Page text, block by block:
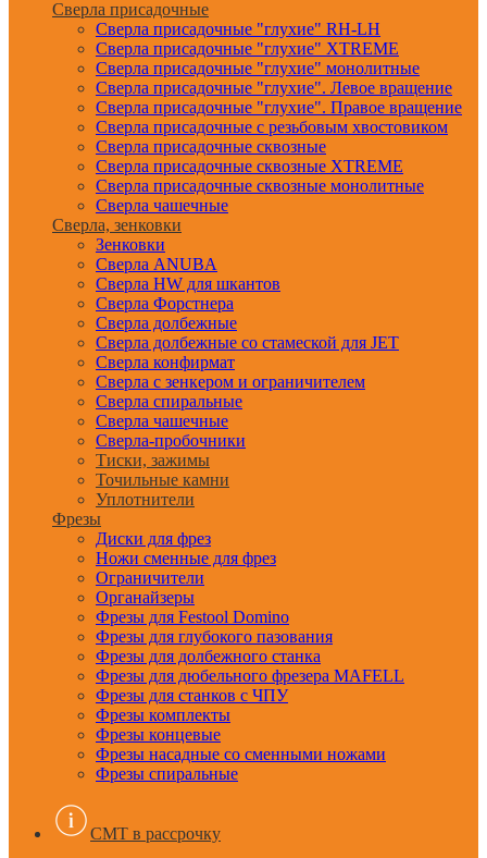
Сверла присадочные
Сверла присадочные "глухие" RH-LH
Сверла присадочные "глухие" XTREME
Сверла присадочные "глухие" монолитные
Сверла присадочные "глухие". Левое вращение
Сверла присадочные "глухие". Правое вращение
Сверла присадочные с резьбовым хвостовиком
Сверла присадочные сквозные
Сверла присадочные сквозные XTREME
Сверла присадочные сквозные монолитные
Сверла чашечные
Сверла, зенковки
Зенковки
Сверла ANUBA
Сверла HW для шкантов
Сверла Форстнера
Сверла долбежные
Сверла долбежные со стамеской для JET
Сверла конфирмат
Сверла с зенкером и ограничителем
Сверла спиральные
Сверла чашечные
Сверла-пробочники
Тиски, зажимы
Точильные камни
Уплотнители
Фрезы
Диски для фрез
Ножи сменные для фрез
Ограничители
Органайзеры
Фрезы для Festool Domino
Фрезы для глубокого пазования
Фрезы для долбежного станка
Фрезы для дюбельного фрезера MAFELL
Фрезы для станков с ЧПУ
Фрезы комплекты
Фрезы концевые
Фрезы насадные со сменными ножами
Фрезы спиральные
CMT в рассрочку